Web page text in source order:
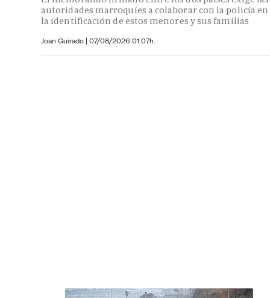
autoridades marroquíes a colaborar con la policía en
la identificación de estos menores y sus familias
Joan Guirado | 07/08/2026 01:07h.